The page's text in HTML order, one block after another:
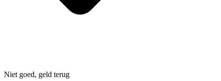
Niet goed, geld terug